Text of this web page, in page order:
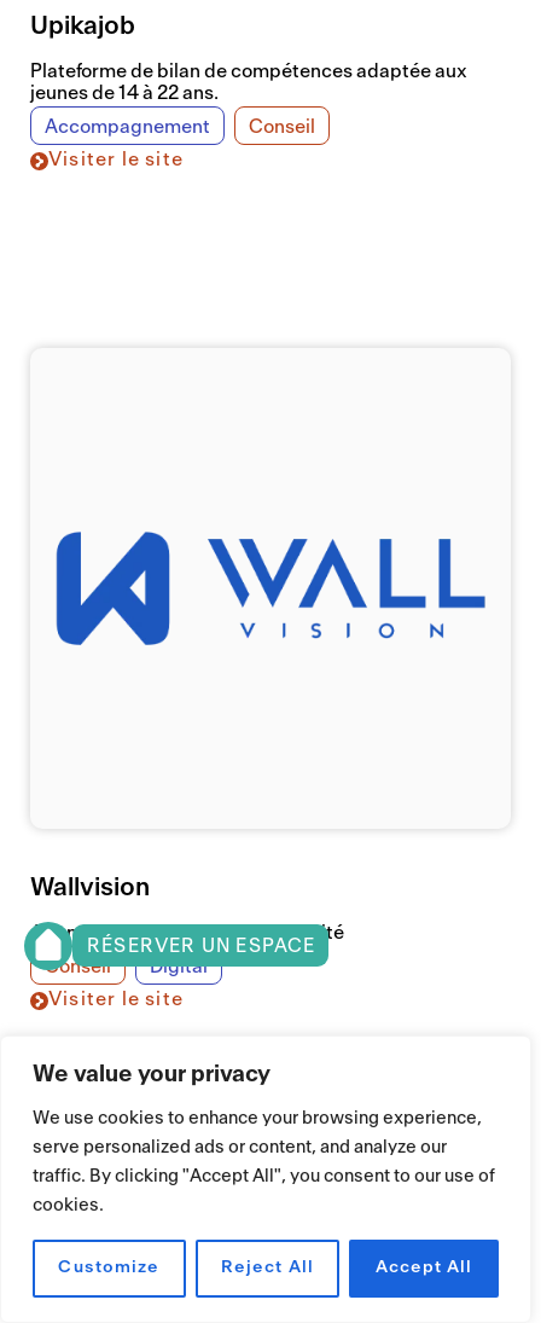
We value your privacy
We use cookies to enhance your browsing experience,
serve personalized ads or content, and analyze our
traffic. By clicking "Accept All", you consent to our use of
cookies.
Customize Reject All Accept All
Upikajob
Plateforme de bilan de compétences adaptée aux
jeunes de 14 à 22 ans.
Accompagnement
Conseil
Visiter le site
Wallvision
Agence de conseil en cybersécurité
Conseil
Digital
Visiter le site
RÉSERVER UN ESPACE